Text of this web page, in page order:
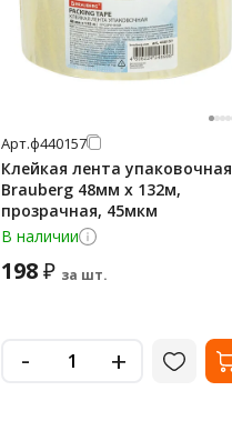
Арт.ф440157
Клейкая лента упаковочная
Brauberg 48мм х 132м,
прозрачная, 45мкм
В наличии
198₽ за шт.
- +